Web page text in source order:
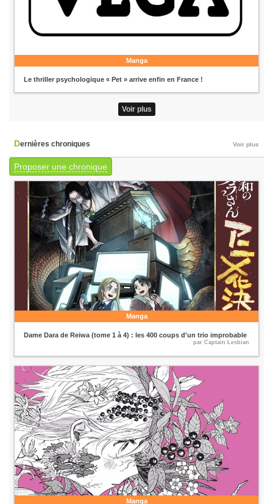
Manga
Le thriller psychologique « Pet » arrive enfin en France !
Voir plus
Dernières chroniques Voir plus
Proposer une chronique
Manga
Dame Dara de Reiwa (tome 1 à 4) : les 400 coups d'un trio improbable
par Captain Lesbian
Manga